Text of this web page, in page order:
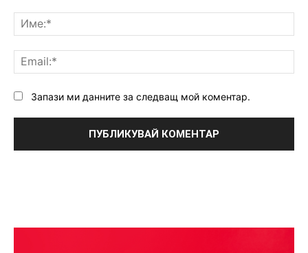
Запази ми данните за следващ мой коментар.